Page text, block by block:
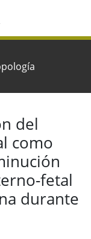
del
como
fetal
durante